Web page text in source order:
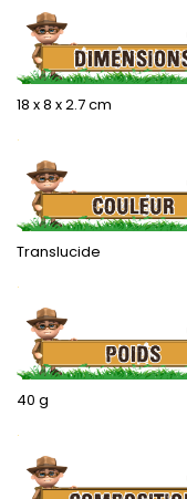
18 x 8 x 2.7 cm
.
Translucide
.
40 g
.